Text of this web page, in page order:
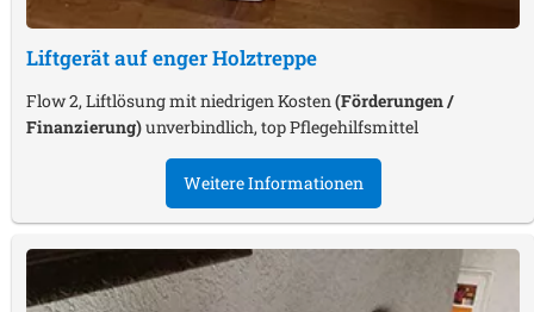
Liftgerät auf enger Holztreppe
Flow 2, Liftlösung mit niedrigen Kosten (Förderungen /
Finanzierung)unverbindlich, top Pflegehilfsmittel
Weitere Informationen